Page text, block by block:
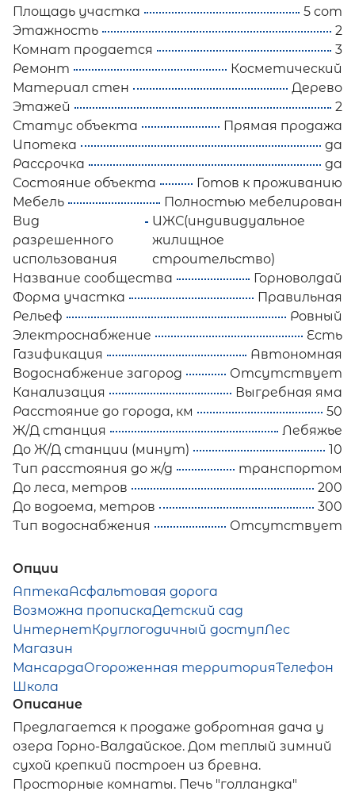
Площадь участка
5 сот
Этажность
2
Комнат продается
3
Ремонт
Косметический
Материал стен
Дерево
Этажей
2
Статус объекта
Прямая продажа
Ипотека
да
Рассрочка
да
Состояние объекта
Готов к проживанию
Мебель
Полностью мебелирован
Вид
разрешенного
использования
ИЖС(индивидуальное
жилищное
строительство)
Название сообщества
Горноволдай
Форма участка
Правильная
Рельеф
Ровный
Электроснабжение
Есть
Газификация
Автономная
Водоснабжение загород
Отсутствует
Канализация
Выгребная яма
Расстояние до города, км
50
Ж/Д станция
Лебяжье
До Ж/Д станции (минут)
10
Тип расстояния до ж/д
транспортом
До леса, метров
200
До водоема, метров
300
Тип водоснабжения
Отсутствует
Опции
АптекаАсфальтовая дорога
Возможна пропискаДетский сад
ИнтернетКруглогодичный доступЛес
Магазин
МансардаОгороженная территорияТелефон
Школа
Описание
Предлагается к продаже добротная дача у
озера Горно-Валдайское. Дом теплый зимний
сухой крепкий построен из бревна.
Просторные комнаты. Печь "голландка"